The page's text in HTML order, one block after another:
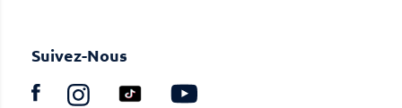
Suivez-Nous